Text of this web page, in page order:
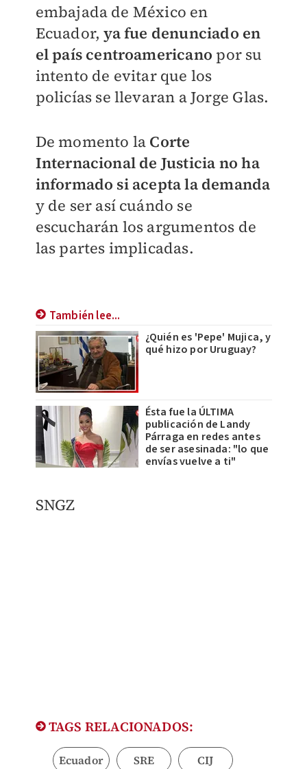
embajada de México en
Ecuador,ya fue denunciado en
el país centroamericano por su
intento de evitar que los
policías se llevaran a Jorge Glas.
De momento la Corte
Internacional de Justicia no ha
informado si acepta la demanda
y de ser así cuándo se
escucharán los argumentos de
las partes implicadas.
También lee...
¿Quién es 'Pepe' Mujica, y
qué hizo por Uruguay?
Ésta fue la ÚLTIMA
publicación de Landy
Párraga en redes antes
de ser asesinada: "lo que
envías vuelve a ti"
SNGZ
TAGS RELACIONADOS:
Ecuador SRE CIJ